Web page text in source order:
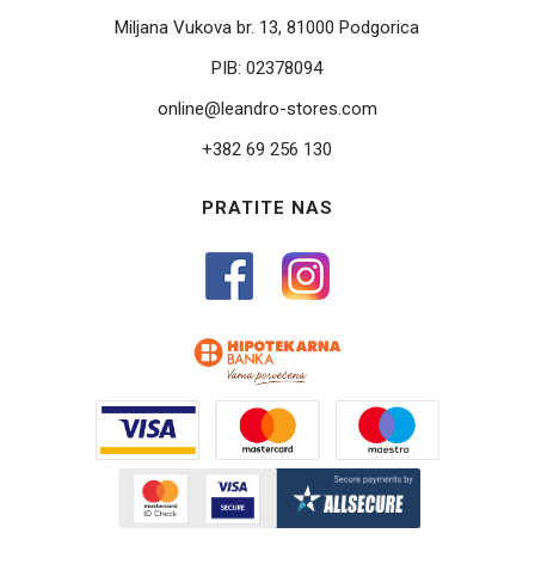
Miljana Vukova br. 13, 81000 Podgorica
PIB:02378094
online@leandro-stores.com
+382 69 256 130
PRATITE NAS